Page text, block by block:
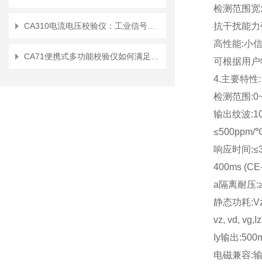
检测范围
抗干扰能
高性能:小
可根据用
4.主要特性:
检测范围
输出纹波
≤500ppm/
响应时间
400ms
a隔离耐压
静态功耗
vz, vd,
Iy输出
电磁兼容: